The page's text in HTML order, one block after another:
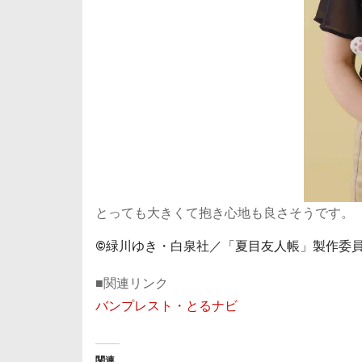
とっても大きくて抱き心地も良さそうです。
©緑川ゆき・白泉社／「夏目友人帳」製作委
■関連リンク
バンプレスト・とるナビ